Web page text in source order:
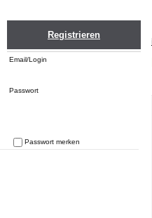
Registrieren
Email/Login
Passwort
Passwort merken